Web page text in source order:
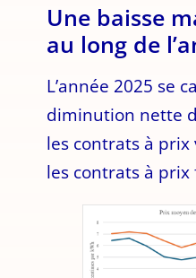
Une baisse
au long de
L’année 2025 se
diminution nette
les contrats à
les contrats à prix